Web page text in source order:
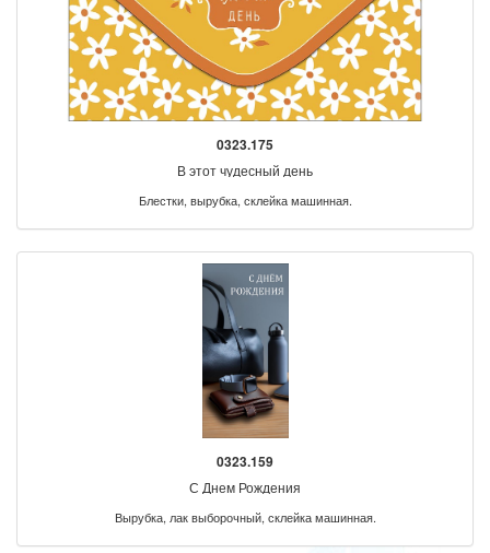
0323.175
В этот чудесный день
Блестки, вырубка, склейка машинная.
0323.159
С Днем Рождения
Вырубка, лак выборочный, склейка машинная.